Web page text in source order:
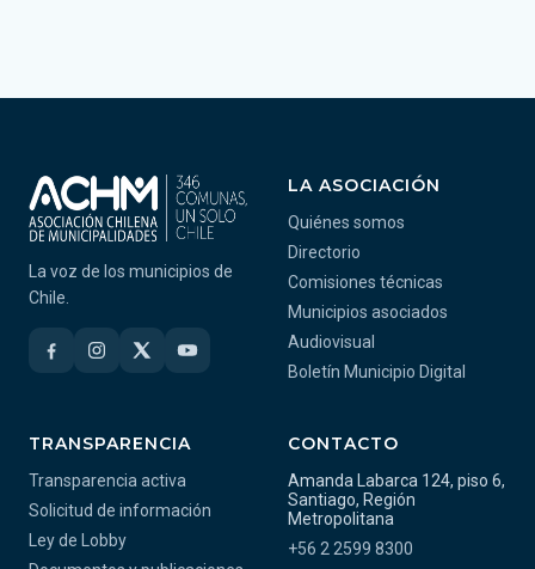
La voz de los municipios de
Chile.
LA ASOCIACIÓN
Quiénes somos
Directorio
Comisiones técnicas
Municipios asociados
Audiovisual
Boletín Municipio Digital
TRANSPARENCIA
Transparencia activa
Solicitud de información
Ley de Lobby
CONTACTO
Amanda Labarca 124, piso 6,
Santiago, Región
Metropolitana
+56 2 2599 8300